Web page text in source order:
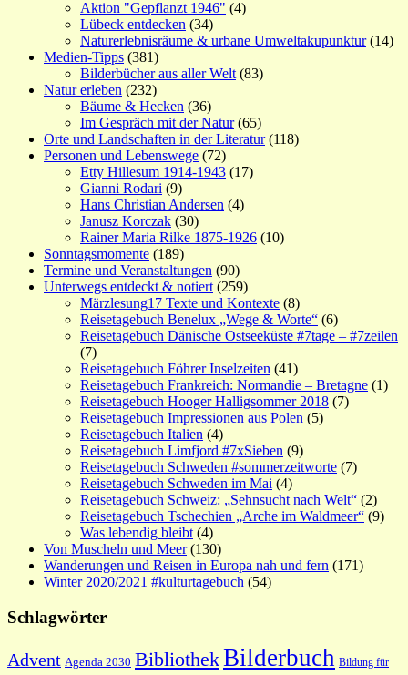
Aktion "Gepflanzt 1946" (4)
Lübeck entdecken (34)
Naturerlebnisräume & urbane Umweltakupunktur(14)
Medien-Tipps (381)
Bilderbücher aus aller Welt (83)
Natur erleben (232)
Bäume & Hecken (36)
Im Gespräch mit der Natur(65)
Orte und Landschaften in der Literatur(118)
Personen und Lebenswege (72)
Etty Hillesum 1914-1943 (17)
Gianni Rodari (9)
Hans Christian Andersen (4)
Janusz Korczak (30)
Rainer Maria Rilke 1875-1926 (10)
Sonntagsmomente (189)
Termine und Veranstaltungen (90)
Unterwegs entdeckt & notiert (259)
Märzlesung17 Texte und Kontexte (8)
Reisetagebuch Benelux „Wege & Worte“ (6)
Reisetagebuch Dänische Ostseeküste #7tage – #7zeilen
(7)
Reisetagebuch Föhrer Inselzeiten (41)
Reisetagebuch Frankreich: Normandie – Bretagne (1)
Reisetagebuch Hooger Halligsommer 2018 (7)
Reisetagebuch Impressionen aus Polen (5)
Reisetagebuch Italien (4)
Reisetagebuch Limfjord #7xSieben (9)
Reisetagebuch Schweden #sommerzeitworte (7)
Reisetagebuch Schweden im Mai (4)
Reisetagebuch Schweiz: „Sehnsucht nach Welt“ (2)
Reisetagebuch Tschechien „Arche im Waldmeer“ (9)
Was lebendig bleibt (4)
Von Muscheln und Meer(130)
Wanderungen und Reisen in Europa nah und fern (171)
Winter 2020/2021 #kulturtagebuch (54)
Schlagwörter
Advent Agenda 2030 BibliothekBilderbuch Bildung für